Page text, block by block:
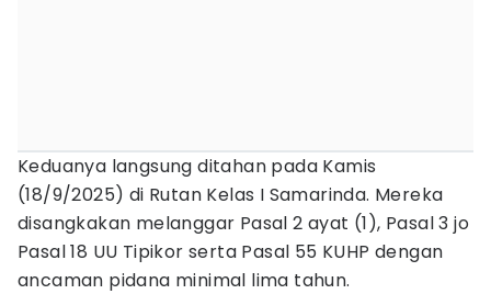
Keduanya langsung ditahan pada Kamis
(18/9/2025) di Rutan Kelas I Samarinda. Mereka
disangkakan melanggar Pasal 2 ayat (1), Pasal 3 jo
Pasal 18 UU Tipikor serta Pasal 55 KUHP dengan
ancaman pidana minimal lima tahun.